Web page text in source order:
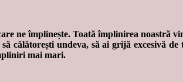
ne împlinește. Toată împlinirea noastră
călătorești undeva, să ai grijă excesivă
mai mari.